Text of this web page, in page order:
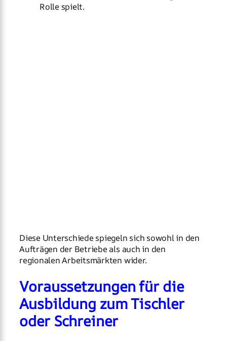
Rolle spielt.
Diese Unterschiede spiegeln sich sowohl in den
Aufträgen der Betriebe als auch in den
regionalen Arbeitsmärkten wider.
Voraussetzungen für die
Ausbildung zum Tischler
oder Schreiner